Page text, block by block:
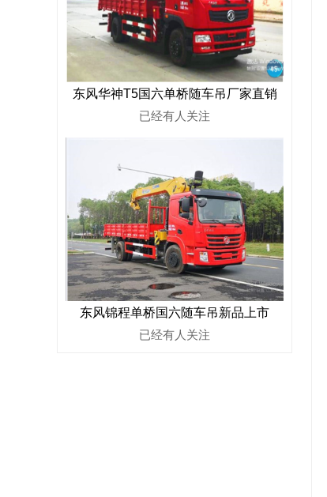
东风华神T5国六单桥随车吊厂家直销
已经有人关注
东风锦程单桥国六随车吊新品上市
已经有人关注